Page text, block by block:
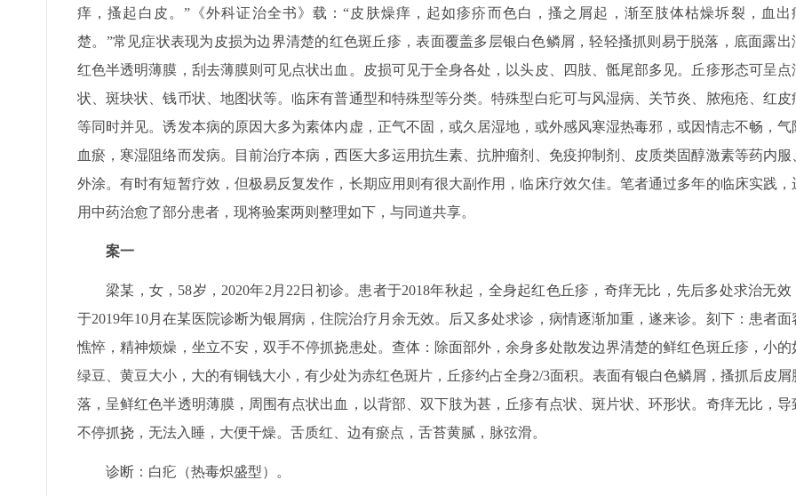
痒，搔起白皮。”《外科证治全书》载：“皮肤燥痒，起如疹疥而色白，搔之屑起，渐至肢体枯燥坼裂，血出
楚。”常见症状表现为皮损为边界清楚的红色斑丘疹，表面覆盖多层银白色鳞屑，轻轻搔抓则易于脱落，底面露出
红色半透明薄膜，刮去薄膜则可见点状出血。皮损可见于全身各处，以头皮、四肢、骶尾部多见。丘疹形态可呈点
状、斑块状、钱币状、地图状等。临床有普通型和特殊型等分类。特殊型白疕可与风湿病、关节炎、脓疱疮、红皮
等同时并见。诱发本病的原因大多为素体内虚，正气不固，或久居湿地，或外感风寒湿热毒邪，或因情志不畅，气
血瘀，寒湿阻络而发病。目前治疗本病，西医大多运用抗生素、抗肿瘤剂、免疫抑制剂、皮质类固醇激素等药内服
外涂。有时有短暂疗效，但极易反复发作，长期应用则有很大副作用，临床疗效欠佳。笔者通过多年的临床实践，
用中药治愈了部分患者，现将验案两则整理如下，与同道共享。
案一
梁某，女，58岁，2020年2月22日初诊。患者于2018年秋起，全身起红色丘疹，奇痒无比，先后多处求治无效
于2019年10月在某医院诊断为银屑病，住院治疗月余无效。后又多处求诊，病情逐渐加重，遂来诊。刻下：患者面
憔悴，精神烦燥，坐立不安，双手不停抓挠患处。查体：除面部外，余身多处散发边界清楚的鲜红色斑丘疹，小的
绿豆、黄豆大小，大的有铜钱大小，有少处为赤红色斑片，丘疹约占全身2/3面积。表面有银白色鳞屑，搔抓后皮屑
落，呈鲜红色半透明薄膜，周围有点状出血，以背部、双下肢为甚，丘疹有点状、斑片状、环形状。奇痒无比，导
不停抓挠，无法入睡，大便干燥。舌质红、边有瘀点，舌苔黄腻，脉弦滑。
诊断：白疕（热毒炽盛型）。